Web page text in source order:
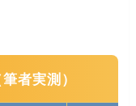
者実測）